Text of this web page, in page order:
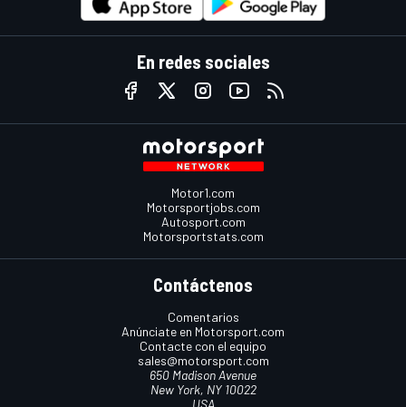
En redes sociales
Motor1.com
Motorsportjobs.com
Autosport.com
Motorsportstats.com
Contáctenos
Comentarios
Anúnciate en Motorsport.com
Contacte con el equipo
sales@motorsport.com
650 Madison Avenue
New York, NY 10022
USA